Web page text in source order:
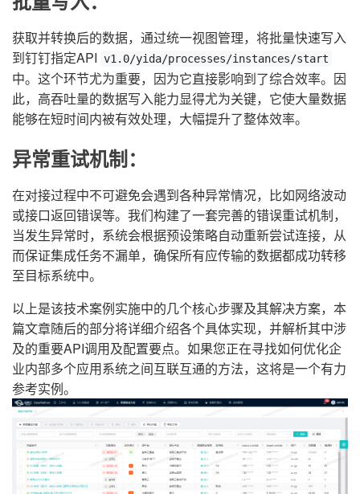
获取并转换后的数据，通过统一视图管理，将批量快速写入
到钉钉指定API v1.0/yida/processes/instances/start
中。这个环节尤为重要，因为它直接影响到了综合效率。因
此，高吞吐量的数据写入能力显得尤为关键，它使大量数据
能够在短时间内被有效处理，大幅提升了整体效率。
异常重试机制：
在对接过程中不可避免会遇到各种异常情况，比如网络波动
或接口返回错误等。我们构建了一套完善的错误重试机制，
当发生异常时，系统会根据预设策略自动重新尝试连接，从
而保证集成任务不漏单，确保所有应传输的数据都成功转移
至目标系统中。
以上是该技术案例实施中的几个核心步骤及其解决方案，本
篇文章随后的部分将详细介绍各个具体实现，并解析其中涉
及的重要API调用及配置要点。如果您正在寻找如何优化企
业内部多个应用系统之间互联互通的方法，这将是一个有力
参考实例。